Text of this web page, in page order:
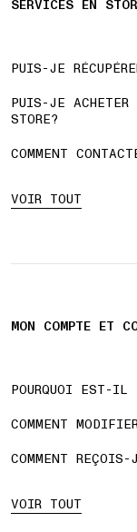
SERVICES EN
PUIS-JE
PUIS-JE
STORE?
COMMENT
VOIR TOUT
MON COMPTE ET
POURQUOI EST-IL
COMMENT
COMMENT
VOIR TOUT